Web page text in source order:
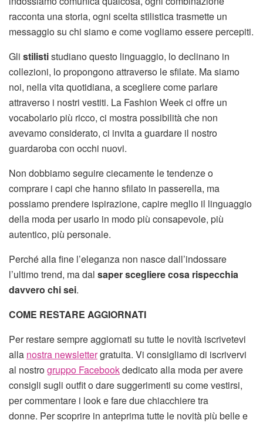
racconta una storia, ogni scelta stilistica trasmette un
messaggio su chi siamo e come vogliamo essere percepiti.
Gli stilististudiano questo linguaggio, lo declinano in
collezioni, lo propongono attraverso le sfilate. Ma siamo
noi, nella vita quotidiana, a scegliere come parlare
attraverso i nostri vestiti. La Fashion Week ci offre un
vocabolario più ricco, ci mostra possibilità che non
avevamo considerato, ci invita a guardare il nostro
guardaroba con occhi nuovi.
Non dobbiamo seguire ciecamente le tendenze o
comprare i capi che hanno sfilato in passerella, ma
possiamo prendere ispirazione, capire meglio il linguaggio
della moda per usarlo in modo più consapevole, più
autentico, più personale.
Perché alla fine l’eleganza non nasce dall’indossare
l’ultimo trend, ma dal saper scegliere cosa rispecchia
davvero chi sei.
COME RESTARE AGGIORNATI
Per restare sempre aggiornati su tutte le novità iscrivetevi
alla nostra newslettergratuita. Vi consigliamo di iscrivervi
al nostrogruppo Facebookdedicato alla moda per avere
consigli sugli outfit o dare suggerimenti su come vestirsi,
per commentare i look e fare due chiacchiere tra
donne. Per scoprire in anteprima tutte le novità più belle e